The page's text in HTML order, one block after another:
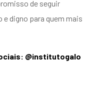
de seguir
digno para quem mais
@institutogalo